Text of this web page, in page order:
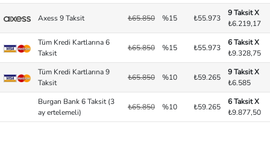
Axess 9 Taksit ₺65.850 %15 ₺55.973
9 Taksit X
₺6.219,17
Tüm Kredi Kartlarına 6
Taksit
₺65.850 %15 ₺55.973
6 Taksit X
₺9.328,75
Tüm Kredi Kartlarına 9
Taksit
₺65.850 %10 ₺59.265
9 Taksit X
₺6.585
Burgan Bank 6 Taksit (3
ay ertelemeli)
₺65.850 %10 ₺59.265
6 Taksit X
₺9.877,50